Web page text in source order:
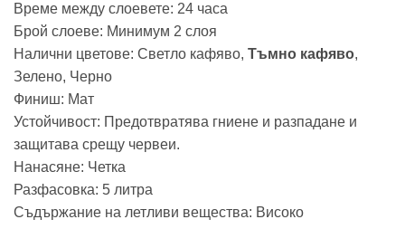
Време между слоевете: 24 часа
Брой слоеве: Минимум 2 слоя
Налични цветове: Светло кафяво, Тъмно кафяво,
Зелено, Черно
Финиш: Мат
Устойчивост: Предотвратява гниене и разпадане и
защитава срещу червеи.
Нанасяне: Четка
Разфасовка: 5 литра
Съдържание на летливи вещества: Високо